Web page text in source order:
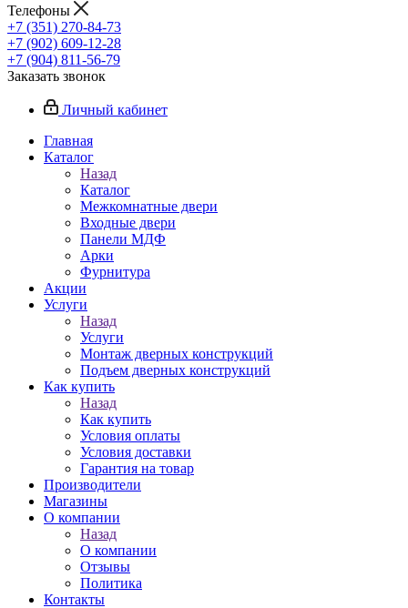
Телефоны
+7 (351) 270-84-73
+7 (902) 609-12-28
+7 (904) 811-56-79
Заказать звонок
Личный кабинет
Главная
Каталог
Назад
Каталог
Межкомнатные двери
Входные двери
Панели МДФ
Арки
Фурнитура
Акции
Услуги
Назад
Услуги
Монтаж дверных конструкций
Подъем дверных конструкций
Как купить
Назад
Как купить
Условия оплаты
Условия доставки
Гарантия на товар
Производители
Магазины
О компании
Назад
О компании
Отзывы
Политика
Контакты